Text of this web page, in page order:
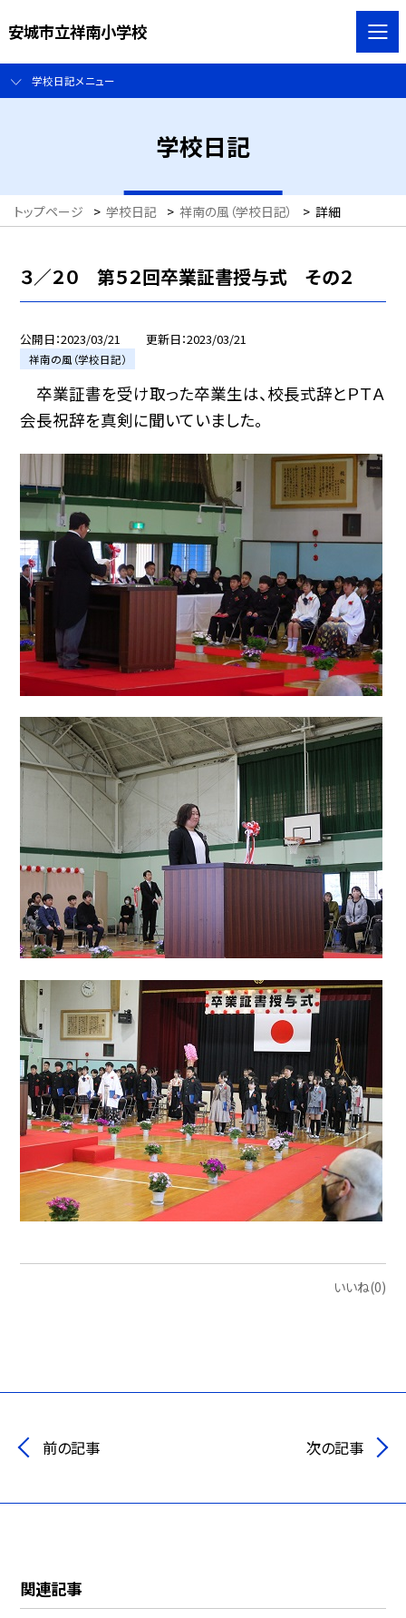
安城市立祥南小学校
学校日記メニュー
学校日記
トップページ > 学校日記 > 祥南の風（学校日記） > 詳細
３／２０ 第５２回卒業証書授与式 その２
公開日 2023/03/21 更新日 2023/03/21
祥南の風（学校日記）
卒業証書を受け取った卒業生は、校長式辞とＰＴＡ
会長祝辞を真剣に聞いていました。
いいね(0)
前の記事 次の記事
関連記事